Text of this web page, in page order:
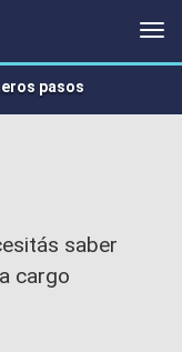
pasos
saber
cargo